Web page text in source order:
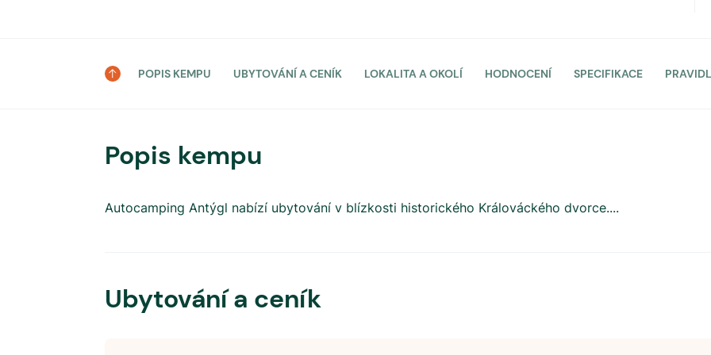
POPIS KEMPU UBYTOVÁNÍ A CENÍK LOKALITA A OKOLÍ HODNOCENÍ SPECIFIKACE
Popis kempu
Autocamping Antýgl nabízí ubytování v blízkosti historického Králováckého dvorce....
Ubytování a ceník